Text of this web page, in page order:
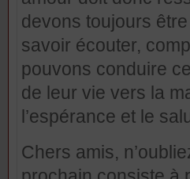
devons toujours
savoir écouter,
pouvons conduire
de leur vie vers la
l’espérance et le
Chers amis,